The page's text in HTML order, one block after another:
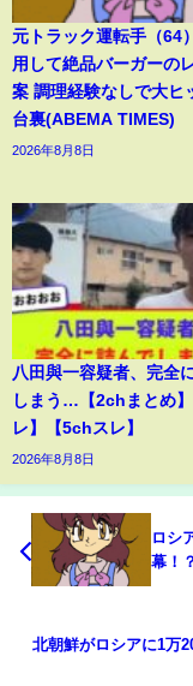
元トラック運転手（64
用して絶品バーガーの
案 調理経験なしで大ヒ
台裏(ABEMA TIMES)
2026年8月8日
八田與一容疑者、完全
しまう…【2chまとめ
レ】【5chスレ】
2026年8月8日
ロシ
幕！
北朝鮮がロシアに1万